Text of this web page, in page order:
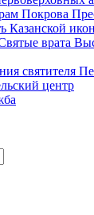
Покрова
Казанской
врата
святителя
центр